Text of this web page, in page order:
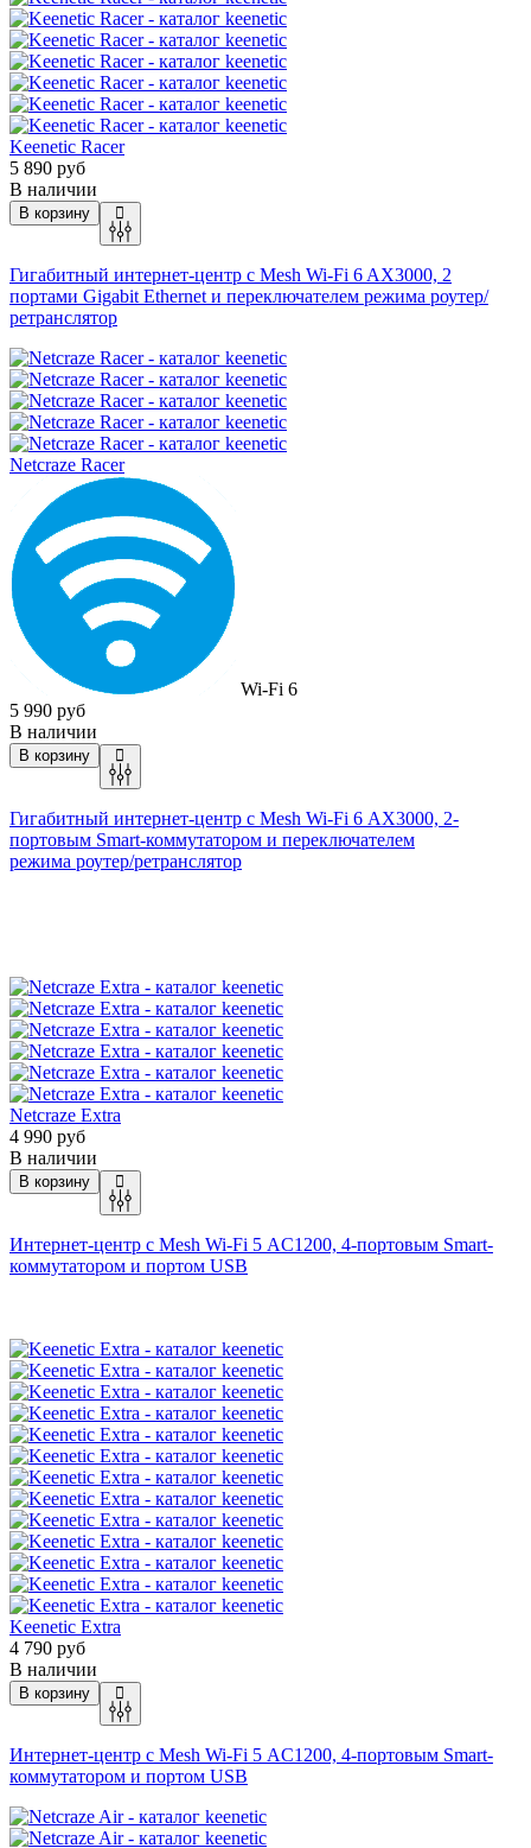
Keenetic Racer
5 890 руб
В наличии
В корзину
Гигабитный интернет-центр с Mesh Wi-Fi 6 AX3000, 2
портами Gigabit Ethernet и переключателем режима роутер/
ретранслятор
Netcraze Racer
Wi-Fi 6
5 990 руб
В наличии
В корзину
Гигабитный интернет-центр с Mesh Wi-Fi 6 AX3000, 2-
портовым Smart-коммутатором и переключателем
режима роутер/ретранслятор
Netcraze Extra
4 990 руб
В наличии
В корзину
Интернет-центр с Mesh Wi-Fi 5 AC1200, 4-портовым Smart-
коммутатором и портом USB
Keenetic Extra
4 790 руб
В наличии
В корзину
Интернет-центр с Mesh Wi-Fi 5 AC1200, 4-портовым Smart-
коммутатором и портом USB